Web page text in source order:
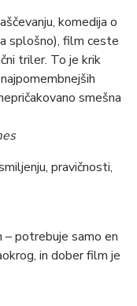
komedija o
splošno), film ceste
triler. To je krik
smešna
pravičnosti,
– potrebuje samo en
in dober film je